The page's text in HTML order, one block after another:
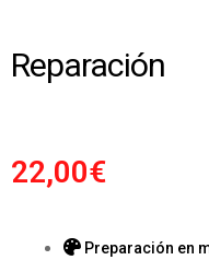
Reparación
22,00€
Preparación en